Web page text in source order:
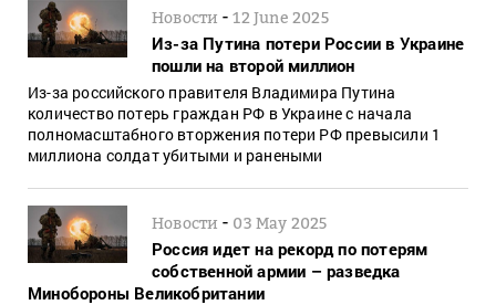
Новости -12 June 2025
Из-за Путина потери России в Украине
пошли на второй миллион
Из-за российского правителя Владимира Путина
количество потерь граждан РФ в Украине с начала
полномасштабного вторжения потери РФ превысили 1
миллиона солдат убитыми и ранеными
Новости - 03 May 2025
Россия идет на рекорд по потерям
собственной армии – разведка
Минобороны Великобритании